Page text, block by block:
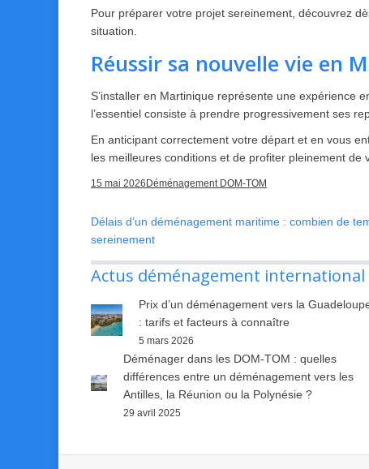
Pour préparer votre projet sereinement, découvrez
situation.
Réussir sa nouvelle vie en
S’installer en Martinique représente une expérience
l’essentiel consiste à prendre progressivement ses
En anticipant correctement votre départ et en vous
les meilleures conditions et de profiter pleinement de
15 mai 2026 Déménagement DOM-TOM
Délais d’un déménagement maritime : combien de
sereinement
Actus déménagement international
Prix d’un déménagement vers la
: tarifs et facteurs à connaître
5 mars 2026
Déménager dans les DOM-TOM : quelles
différences entre un déménagement vers les
Antilles, la Réunion ou la Polynésie ?
29 avril 2025